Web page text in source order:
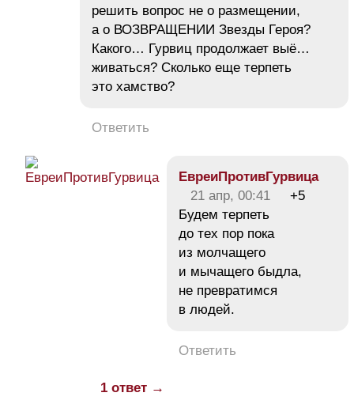
решить вопрос не о размещении,
а о ВОЗВРАЩЕНИИ Звезды Героя?
Какого… Гурвиц продолжает выё…
живаться? Сколько еще терпеть
это хамство?
Ответить
ЕвреиПротивГурвица
21 апр, 00:41
+5
Будем терпеть
до тех пор пока
из молчащего
и мычащего быдла,
не превратимся
в людей.
Ответить
1 ответ →